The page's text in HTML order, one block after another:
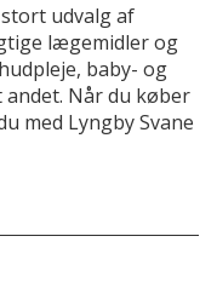
udvalg af
lægemidler og
baby- og
Når du køber
med Lyngby Svane